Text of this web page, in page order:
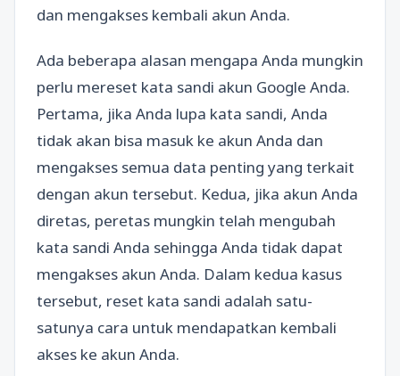
dan mengakses kembali akun Anda.
Ada beberapa alasan mengapa Anda mungkin
perlu mereset kata sandi akun Google Anda.
Pertama, jika Anda lupa kata sandi, Anda
tidak akan bisa masuk ke akun Anda dan
mengakses semua data penting yang terkait
dengan akun tersebut. Kedua, jika akun Anda
diretas, peretas mungkin telah mengubah
kata sandi Anda sehingga Anda tidak dapat
mengakses akun Anda. Dalam kedua kasus
tersebut, reset kata sandi adalah satu-
satunya cara untuk mendapatkan kembali
akses ke akun Anda.